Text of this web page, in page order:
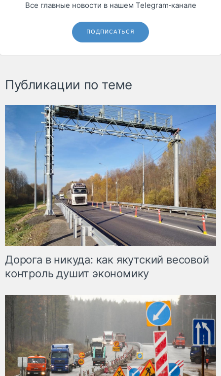
Все главные новости в нашем Telegram‑канале
ПОДПИСАТЬСЯ
Публикации по теме
Дорога в никуда: как якутский весовой
контроль душит экономику